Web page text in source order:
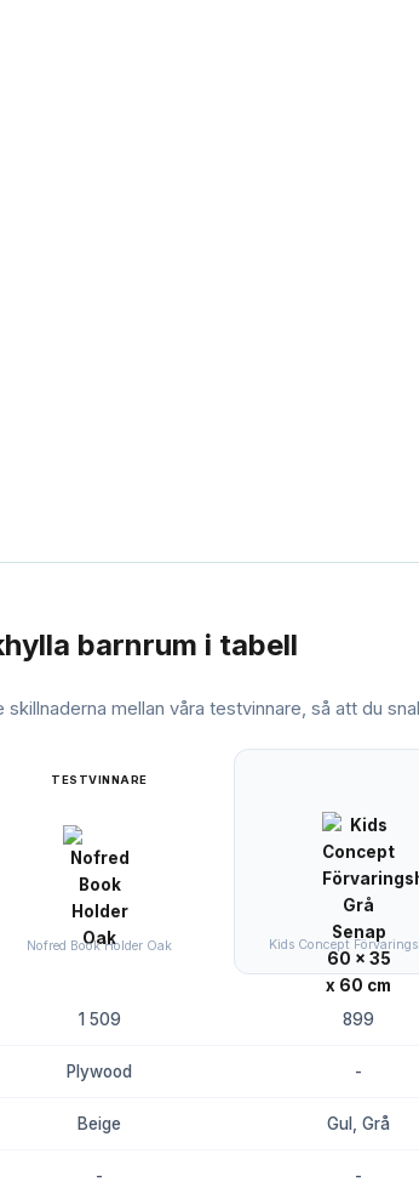
barnrum i tabell
mellan våra testvinnare, så att du
TESTVINNARE
Nofred Book Holder Oak Kids Concept
1 509 899
Plywood -
Beige Gul, Grå
- -